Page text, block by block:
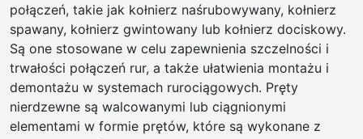
połączeń, takie jak kołnierz naśrubowywany, kołnierz
spawany, kołnierz gwintowany lub kołnierz dociskowy.
Są one stosowane w celu zapewnienia szczelności i
trwałości połączeń rur, a także ułatwienia montażu i
demontażu w systemach rurociągowych. Pręty
nierdzewne są walcowanymi lub ciągnionymi
elementami w formie prętów, które są wykonane z